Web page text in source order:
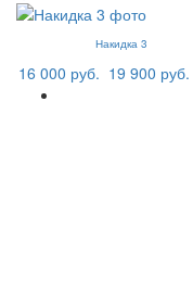
Накидка 3
16 000 руб. 19 900 руб.